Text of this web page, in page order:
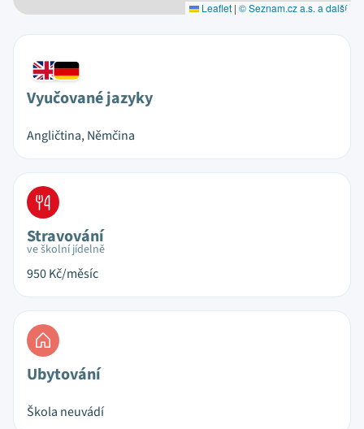
Leaflet | © Seznam.cz a.s. a další
Vyučované jazyky
Angličtina, Němčina
Stravování
ve školní jídelně
950Kč/měsíc
Ubytování
Škola neuvádí